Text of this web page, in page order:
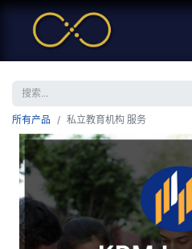
所有产品 私立教育机构 服务